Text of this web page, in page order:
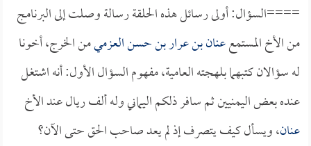
====السؤال: أولى رسائل هذه الحلقة رسالة وصلت إلى البرنامج
من الأخ المستمععنان بن عرار بن حسن العزميمن الخرج، أخونا
له سؤالان كتبهما بلهجته العامية، مفهوم السؤال الأول: أنه اشتغل
عنده بعض اليمنيين ثم سافر ذلكم اليماني وله ألف ريال عند الأخ
عنان، ويسأل كيف يتصرف إذ لم يعد صاحب الحق حتى الآن؟